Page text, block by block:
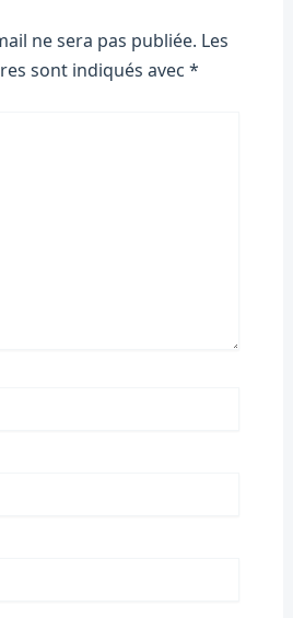
ne sera pas publiée. Les
sont indiqués avec *